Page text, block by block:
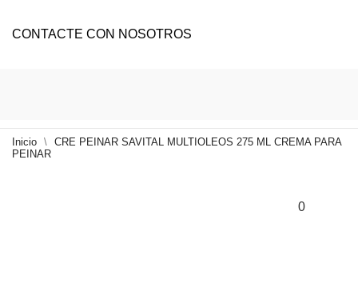
CONTACTE CON NOSOTROS
Inicio
CRE PEINAR SAVITAL MULTIOLEOS 275 ML CREMA PARA
PEINAR
0